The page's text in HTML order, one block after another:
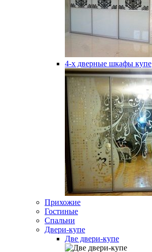
4-х дверные шкафы купе
Прихожие
Гостиные
Спальни
Двери-купе
Две двери-купе